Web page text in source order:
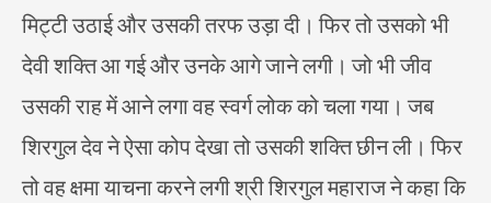
मिट्टी उठाई और उसकी तरफ उड़ा दी। फिर तो उसको भी
देवी शक्ति आ गई और उनके आगे जाने लगी। जो भी जीव
उसकी राह में आने लगा वह स्वर्ग लोक को चला गया। जब
शिरगुल देव ने ऐसा कोप देखा तो उसकी शक्ति छीन ली। फिर
तो वह क्षमा याचना करने लगी श्री शिरगुल महाराज ने कहा कि